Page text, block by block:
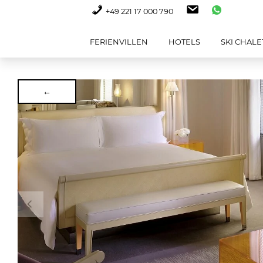
+49 221 17 000 790
FERIENVILLEN HOTELS SKI
←